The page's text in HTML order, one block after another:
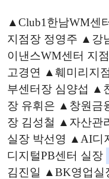
▲Club1한남WM센
지점장 정영주 ▲강
이낸스WM센터 지
고경연 ▲훼미리지
부센터장 심양섭 ▲
장 유휘은 ▲창원금
장 김성철 ▲자산관
실장 박선영 ▲AI디
디지털PB센터 실장
김진일 ▲BK영업실